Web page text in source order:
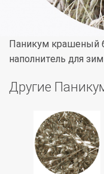
Паникум крашеный
наполнитель для
Другие